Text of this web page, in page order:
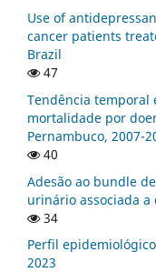
Use of
cancer patients
Brazil
47
Tendência temporal
mortalidade por
Pernambuco, 2007-
40
Adesão ao bundle
urinário associada a
34
Perfil
2023